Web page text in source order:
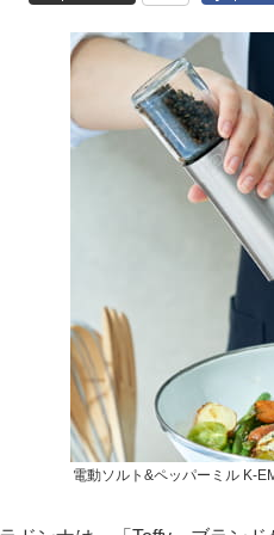
電動ソルト&ペッパーミル K-